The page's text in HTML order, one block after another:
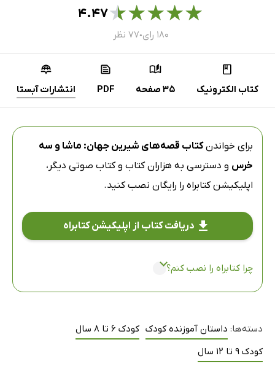
★
★
★
★
★۴.۴۷
۱۸۰ رای ● ۷۷ نظر
کتاب الکترونیک 35 صفحه PDF انتشارات آبستا
برای خواندنکتاب قصه‌های شیرین جهان: ماشا و سه
خرس و دسترسی به هزاران کتاب و کتاب صوتی دیگر،
اپلیکیشن کتابراه را رایگان نصب کنید.
دریافت کتاب از اپلیکیشن کتابراه
چرا کتابراه را نصب کنم؟
دسته‌ها: داستان آموزنده کودک کودک 6 تا 8 سال
کودک 9 تا 12 سال